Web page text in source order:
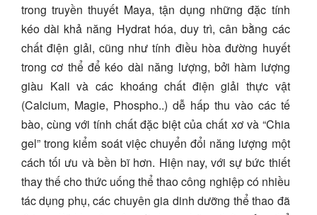
trong truyền thuyết Maya, tận dụng những đặc tính
kéo dài khả năng Hydrat hóa, duy trì, cân bằng các
chất điện giải, cũng như tính điều hòa đường huyết
trong cơ thể để kéo dài năng lượng, bởi hàm lượng
giàu Kali và các khoáng chất điện giải thực vật
(Calcium, Magie, Phospho..) dễ hấp thu vào các tế
bào, cùng với tính chất đặc biệt của chất xơ và “Chia
gel” trong kiểm soát việc chuyển đổi năng lượng một
cách tối ưu và bền bĩ hơn. Hiện nay, với sự bức thiết
thay thế cho thức uống thể thao công nghiệp có nhiều
tác dụng phụ, các chuyên gia dinh dưỡng thể thao đã